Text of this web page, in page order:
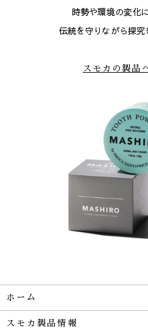
時勢や環境の変化
伝統を守りながら探究
スモカの製品
ホーム
スモカ製品情報